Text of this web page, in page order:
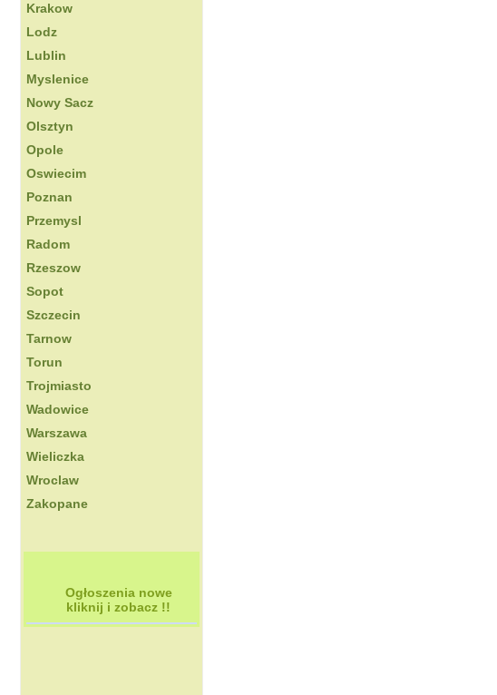
Krakow
Lodz
Lublin
Myslenice
Nowy Sacz
Olsztyn
Opole
Oswiecim
Poznan
Przemysl
Radom
Rzeszow
Sopot
Szczecin
Tarnow
Torun
Trojmiasto
Wadowice
Warszawa
Wieliczka
Wroclaw
Zakopane
Ogłoszenia nowe
kliknij i zobacz !!